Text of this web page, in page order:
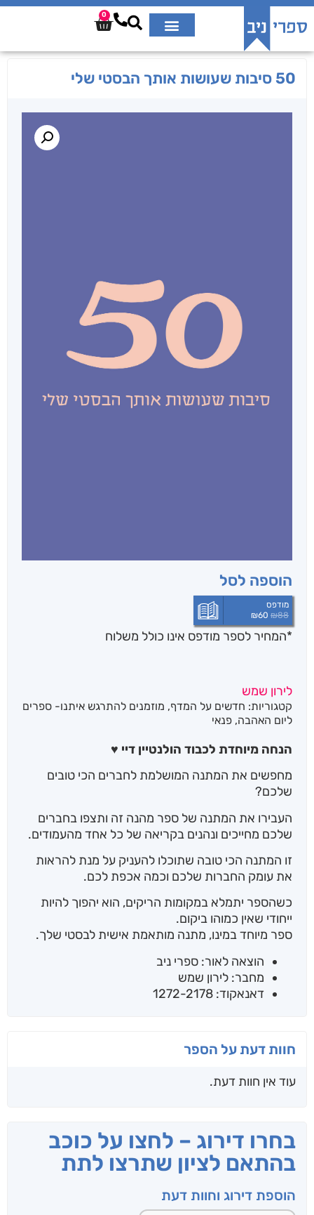
0
50 סיבות שעושות אותך הבסטי שלי
הוספה לסל
מודפס
₪88
₪60
*המחיר לספר מודפס אינו כולל משלוח
לירון שמש
קטגוריות: חדשים על המדף, מוזמנים להתרגש איתנו- ספרים
ליום האהבה, פנאי
הנחה מיוחדת לכבוד הולנטיין דיי ♥
מחפשים את המתנה המושלמת לחברים הכי טובים
שלכם?
העבירו את המתנה של ספר מהנה זה ותצפו בחברים
שלכם מחייכים ונהנים בקריאה של כל אחד מהעמודים.
זו המתנה הכי טובה שתוכלו להעניק על מנת להראות
את עומק החברות שלכם וכמה אכפת לכם.
כשהספר יתמלא במקומות הריקים, הוא יהפוך להיות
ייחודי שאין כמוהו ביקום.
ספר מיוחד במינו, מתנה מותאמת אישית לבסטי שלך.
הוצאה לאור: ספרי ניב
מחבר: לירון שמש
דאנאקוד: 1272-2178
חוות דעת על הספר
עוד אין חוות דעת.
בחרו דירוג – לחצו על כוכב
בהתאם לציון שתרצו לתת
הוספת דירוג וחוות דעת